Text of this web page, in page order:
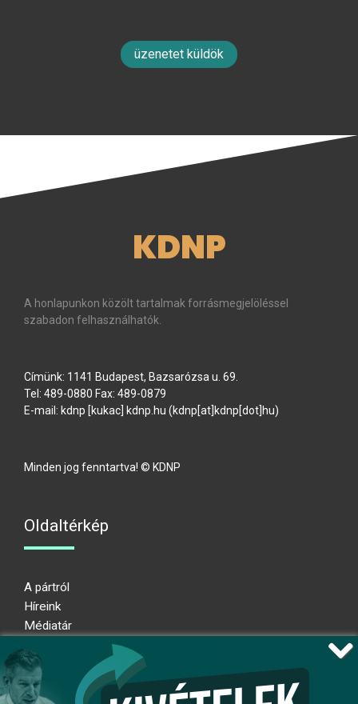
üzenetet küldök
KDNP
A honlapunkon közölt tartalmak forrásmegjelöléssel
szabadon felhasználhatók.
Címünk: 1141 Budapest, Bazsarózsa u. 69.
Tel: 489-0880 Fax: 489-0879
E-mail: kdnp [kukac] kdnp hu (kdnp[at]kdnp[dot]hu)
Minden jog fenntartva! © KDNP
Oldaltérkép
A pártról
Híreink
Médiatár
Adatkezelési nyilatkozat
Átláthatósági nyilatkozat